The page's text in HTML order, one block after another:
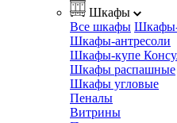
Шкафы
Все шкафы
Шкафы-антресоли
Шкафы-купе
Шкафы распашные
Шкафы угловые
Пеналы
Витрины